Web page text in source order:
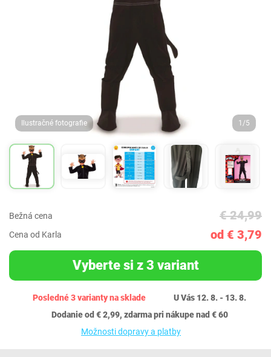
Ilustračné fotografie 1/5
Bežná cena € 24,99
Cena od Karla od € 3,79
Vyberte si z 3 variant
Posledné 3 varianty na sklade
U Vás 12. 8. - 13. 8.
Dodanie od € 2,99, zdarma pri nákupe nad € 60
Možnosti dopravy a platby